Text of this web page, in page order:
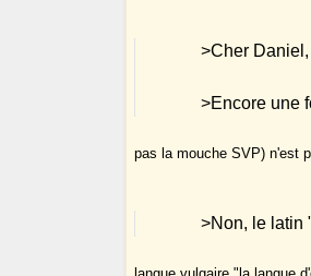
>Cher Daniel,
>Encore une
pas la mouche SVP) n'est
>Non, le latin